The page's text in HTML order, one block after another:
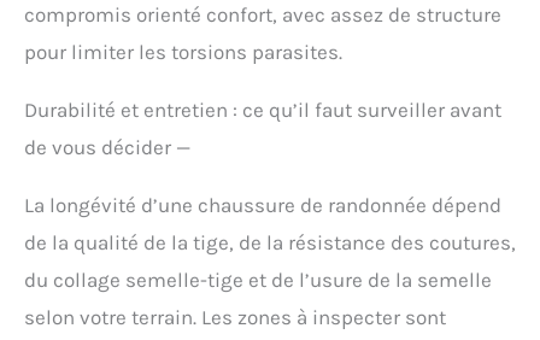
compromis orienté confort, avec assez de structure
pour limiter les torsions parasites.
Durabilité et entretien : ce qu’il faut surveiller avant
de vous décider —
La longévité d’une chaussure de randonnée dépend
de la qualité de la tige, de la résistance des coutures,
du collage semelle-tige et de l’usure de la semelle
selon votre terrain. Les zones à inspecter sont